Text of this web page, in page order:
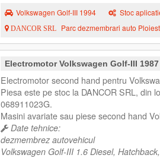
Volkswagen Golf-III 1994 Stoc
DANCOR SRL Parc dezmembrari auto
Electromotor Volkswagen Golf-III
Electromotor second hand pentru
Piesa este pe stoc la DANCOR SRL, din
068911023G.
Masini avariate sau piese second hand
Date tehnice:
dezmembrez autovehicul
Volkswagen Golf-III 1.6 Diesel,